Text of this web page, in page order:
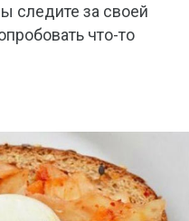
следите за своей
что-то